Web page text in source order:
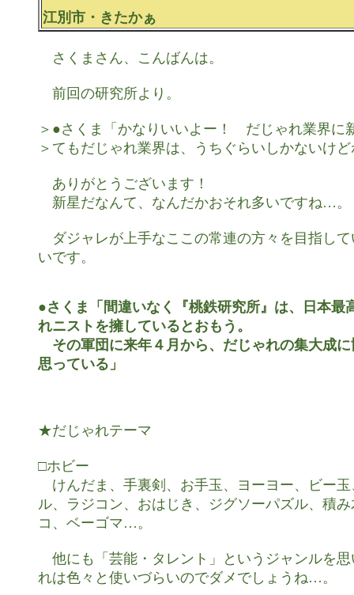
江別市・きたかぁ
さくまさん、こんばんは。
前回の研究所より。
＞●さくま「かなりいいよー！　だじゃれ業界
＞てもだじゃれ業界は、うちぐらいしかないけ
ありがとうございます！
新星だなんて、なんだかおそれ多いですね…。
ダジャレが上手なここの常連の方々を目指し
いです。
●さくま「間違いなく『桃鉄研究所』は、日本最
れニストを擁しているとおもう。
その軍団に来年４月から、だじゃれの集大成
思っている」
★だじゃれテーマ
□ホビー
けんだま、手裏剣、お手玉、ヨーヨー、ビー
ル、ラジコン、おはじき、ジグソーパズル、積
コ、ベーゴマ…。
他にも「芸能・タレント」というジャンルを
れは色々と使いづらいのでダメでしょうね…。